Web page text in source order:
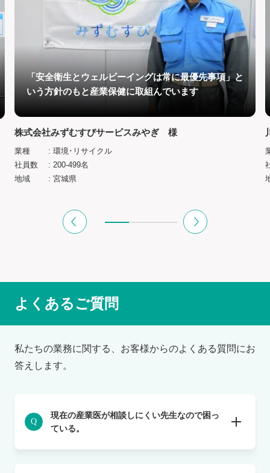
「安全衛生とウェルビーイングは常に最優先事項」と
いう方針のもと産業保健に取組んでいます
株式会社みずむすびサービスみやぎ 様
業種
: 環境･リサイクル
社員数
: 200-499名
地域
: 宮城県
よくあるご質問
私たちの業務に関する、お客様からのよくある質問にお
答えします。
Q
現在の産業医が相談しにくい先生なので困っ
ている。